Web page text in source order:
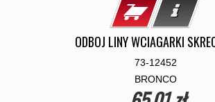
ODBOJ LINY WCIAGARKI
73-12452
BRONCO